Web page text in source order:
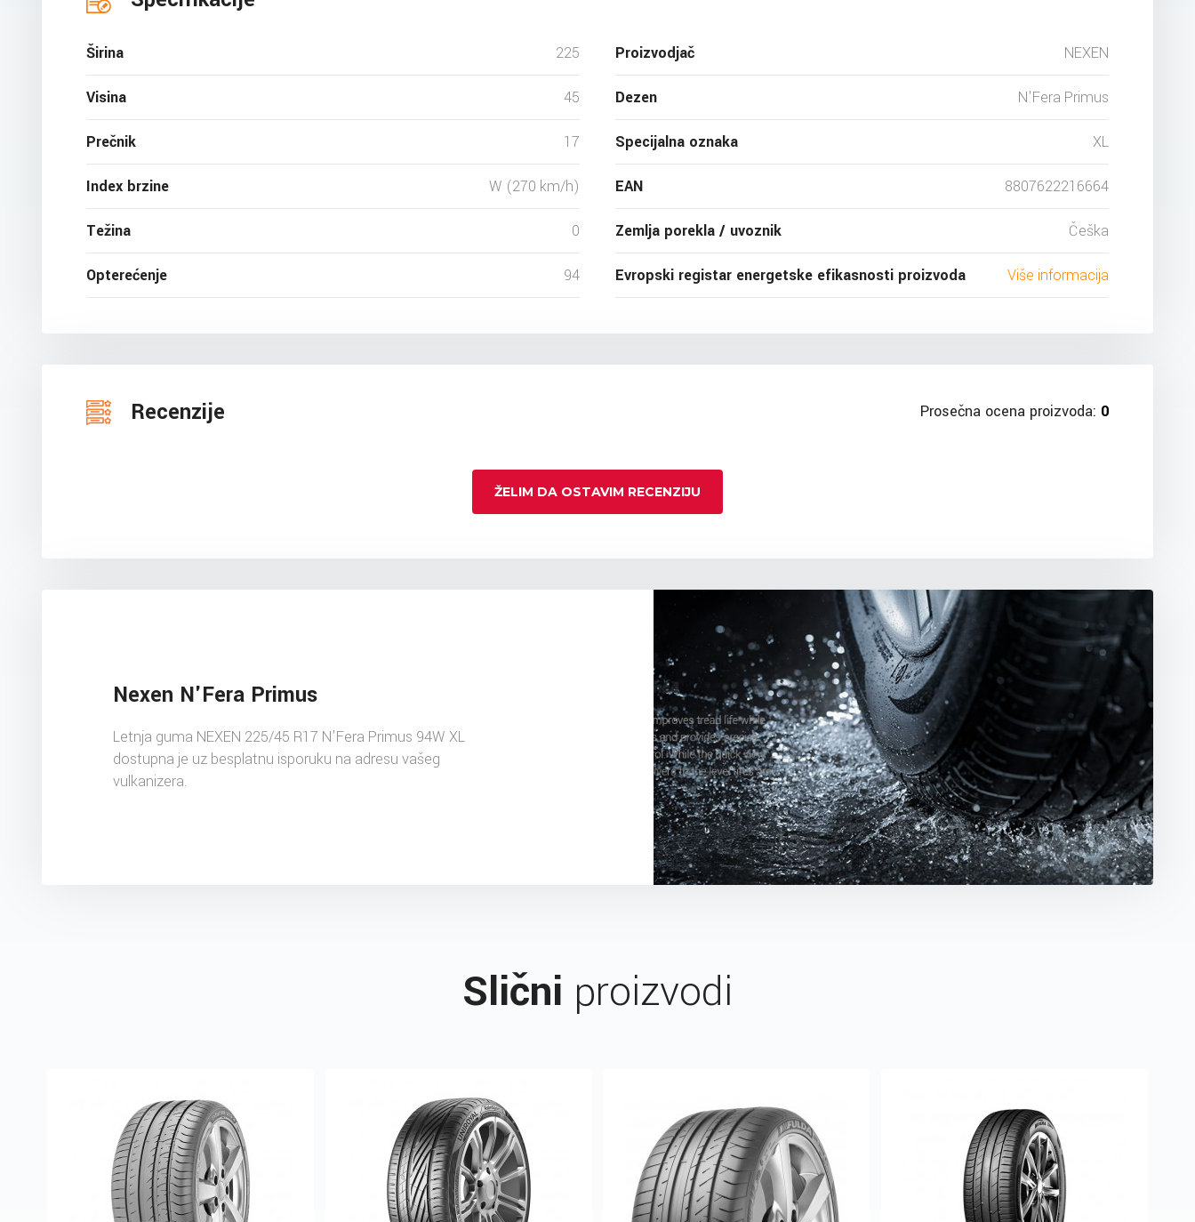
Širina 225
Visina 45
Prečnik 17
Index brzine W (270 km/h)
Težina 0
Opterećenje 94
Proizvodjač NEXEN
Dezen N'Fera Primus
Specijalna oznaka XL
EAN 8807622216664
Zemlja porekla / uvoznik Češka
Evropski registar energetske efikasnosti proizvoda Više informacija
Recenzije Prosečna ocena proizvoda: 0
ŽELIM DA OSTAVIM RECENZIJU
Nexen N'Fera Primus
Letnja guma NEXEN 225/45 R17 N'Fera Primus 94W XL
dostupna je uz besplatnu isporuku na adresu vašeg
vulkanizera.
Slični proizvodi